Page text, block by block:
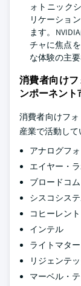
ォトニック
リケーショ
ます。
チャに焦点
な体験の主
消費者向け
ンポーネン
消費者向けフ
産業で活動して
アナログフ
エイヤー・
ブロードコム
シスコシス
コヒーレント
インテル
ライトマター
リジェンテ
マーベル・